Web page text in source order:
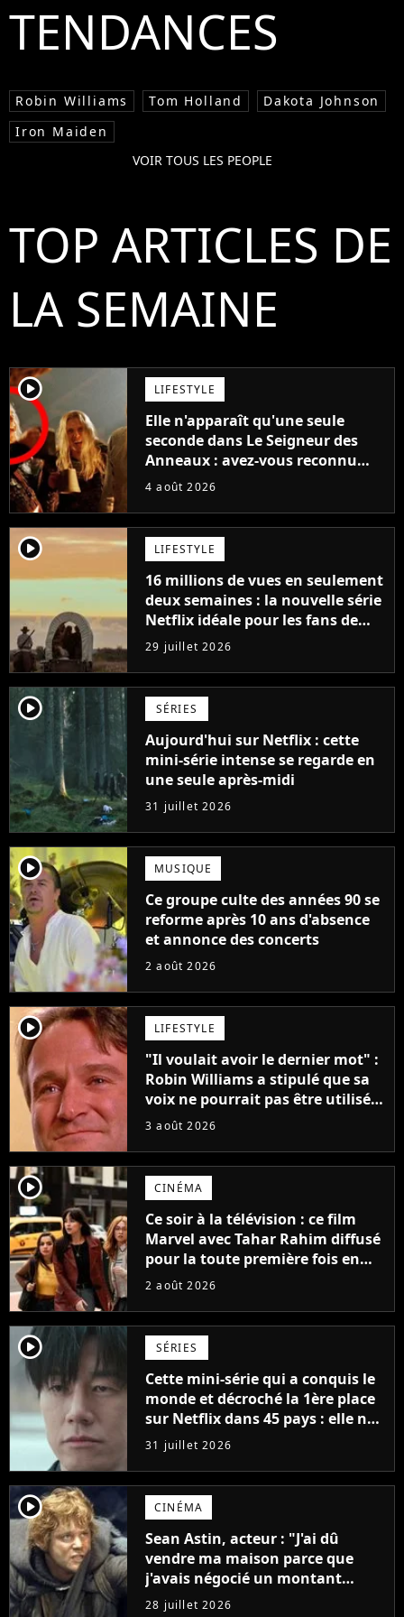
TENDANCES
Robin Williams Tom Holland
Dakota Johnson
Iron Maiden
VOIR TOUS LES PEOPLE
TOP ARTICLES DE
LA SEMAINE
player2 LIFESTYLE
Elle n'apparaît qu'une seule
seconde dans Le Seigneur des
Anneaux : avez-vous reconnu
cette légende du cinéma dans la
4 août 2026
player2 LIFESTYLE
16 millions de vues en seulement
deux semaines : la nouvelle série
Netflix idéale pour les fans de
Yellowstone
29 juillet 2026
player2 SÉRIES
Aujourd'hui sur Netflix : cette
mini-série intense se regarde en
une seule après-midi
31 juillet 2026
player2 MUSIQUE
Ce groupe culte des années 90 se
reforme après 10 ans d'absence
et annonce des concerts
2 août 2026
player2 LIFESTYLE
"Il voulait avoir le dernier mot" :
Robin Williams a stipulé que sa
voix ne pourrait pas être utilisée
avant 2039, pourtant Disney
inédits
3 août 2026
player2 CINÉMA
Ce soir à la télévision : ce film
Marvel avec Tahar Rahim diffusé
pour la toute première fois en
France
2 août 2026
player2 SÉRIES
Cette mini-série qui a conquis le
monde et décroché la 1ère place
sur Netflix dans 45 pays : elle ne
compte que 10 épisodes et c'est
un phénomène mondial
31 juillet 2026
player2 CINÉMA
Sean Astin, acteur : "J'ai dû
vendre ma maison parce que
j'avais négocié un montant
beaucoup trop bas pour Le
28 juillet 2026